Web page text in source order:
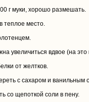
г муки, хорошо размешать.
теплое место.
увеличиться вдвое (на
от желтков.
с сахаром и ванильным
со щепоткой соли в пену.